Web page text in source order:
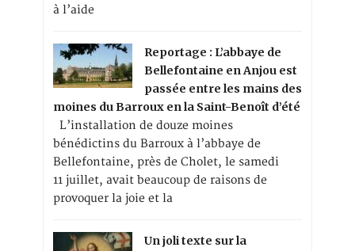
à l’aide
Reportage : L’abbaye de
Bellefontaine en Anjou est
passée entre les mains des
moines du Barroux en la Saint-Benoît d’été
L’installation de douze moines
bénédictins du Barroux à l’abbaye de
Bellefontaine, près de Cholet, le samedi
11 juillet, avait beaucoup de raisons de
provoquer la joie et la
Un joli texte sur la